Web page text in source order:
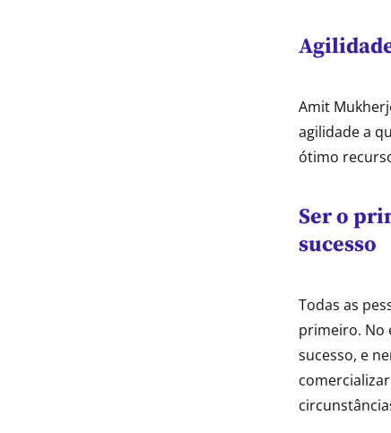
Amit
agilidade a
ótimo
Ser o
sucesso
Todas as
primeiro. No
sucesso, e